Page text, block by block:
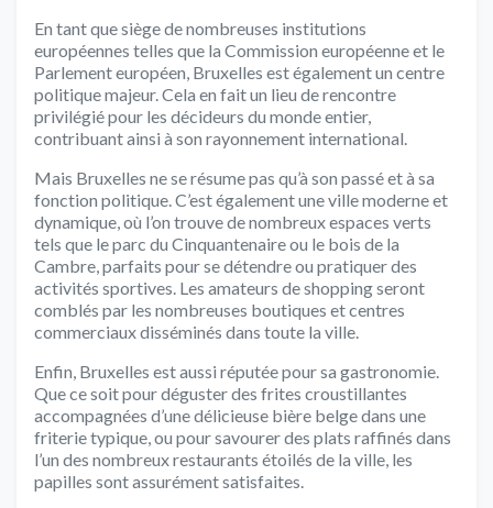
En tant que siège de nombreuses institutions
européennes telles que la Commission européenne et le
Parlement européen, Bruxelles est également un centre
politique majeur. Cela en fait un lieu de rencontre
privilégié pour les décideurs du monde entier,
contribuant ainsi à son rayonnement international.
Mais Bruxelles ne se résume pas qu’à son passé et à sa
fonction politique. C’est également une ville moderne et
dynamique, où l’on trouve de nombreux espaces verts
tels que le parc du Cinquantenaire ou le bois de la
Cambre, parfaits pour se détendre ou pratiquer des
activités sportives. Les amateurs de shopping seront
comblés par les nombreuses boutiques et centres
commerciaux disséminés dans toute la ville.
Enfin, Bruxelles est aussi réputée pour sa gastronomie.
Que ce soit pour déguster des frites croustillantes
accompagnées d’une délicieuse bière belge dans une
friterie typique, ou pour savourer des plats raffinés dans
l’un des nombreux restaurants étoilés de la ville, les
papilles sont assurément satisfaites.